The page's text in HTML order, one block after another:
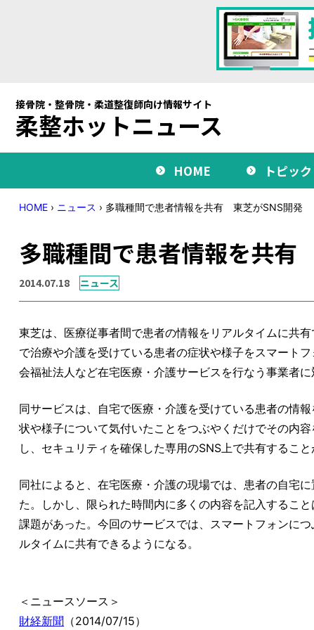
接骨院・整骨院・柔道整復師向け情報サイト
柔整ホットニュース
HOME トピック
HOME › ニュース › 多職種間で患者情報を共有 東芝がSNS開発
多職種間で患者情報を共
2014.07.18 ニュース
東芝は、医療従事者間で患者の情報をリアルタイムに共
で治療や介護を受けている患者の症状や様子をスマート
会福祉法人など在宅医療・介護サービスを行なう事業者に
同サービスは、自宅で医療・介護を受けている患者の情
状や様子について気付いたことをつぶやくだけでその内
し、セキュリティを確保した専用のSNS上で共有すること
同社によると、在宅医療・介護の現場では、患者の自宅
た。しかし、限られた時間内に多くの内容を記入するこ
課題があった。今回のサービスでは、スマートフォンに
ルタイムに共有できるようになる。
＜ニュースソース＞
財経新聞 （2014/07/15）